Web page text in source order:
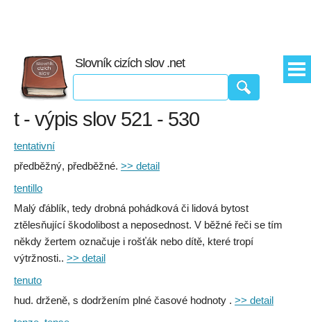
Slovník cizích slov .net
t - výpis slov 521 - 530
tentativní
předběžný, předběžné. >> detail
tentillo
Malý ďáblík, tedy drobná pohádková či lidová bytost
ztělesňující škodolibost a neposednost. V běžné řeči se tím
někdy žertem označuje i rošťák nebo dítě, které tropí
výtržnosti.. >> detail
tenuto
hud. drženě, s dodržením plné časové hodnoty . >> detail